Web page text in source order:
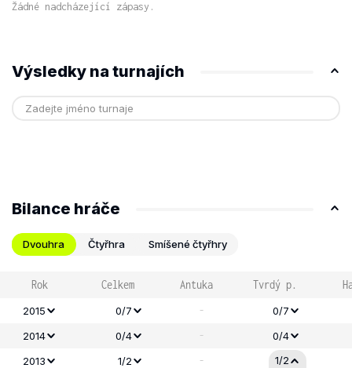
Žádné nadcházející zápasy.
Výsledky na turnajích
Bilance hráče
Dvouhra Čtyřhra Smíšené čtyřhry
Rok Celkem Antuka Tvrdý p.
2015 0/7 -
0/7
2014
0/4 -
0/4
2013
1/2 - 1/2